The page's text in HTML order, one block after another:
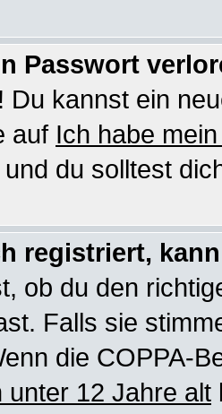
Passwort
Du kannst ein
auf Ich habe
du solltest
registriert,
ob du den
Falls sie
die COPPA-
unter 12 Jahre alt